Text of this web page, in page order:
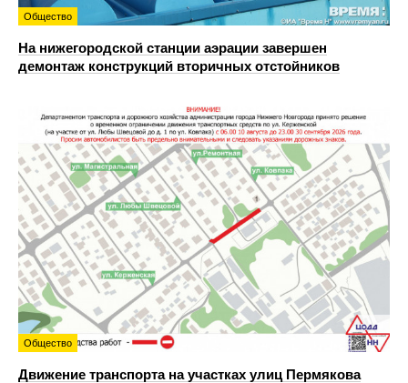
Общество
На нижегородской станции аэрации завершен
демонтаж конструкций вторичных отстойников
Общество
Движение транспорта на участках улиц Пермякова